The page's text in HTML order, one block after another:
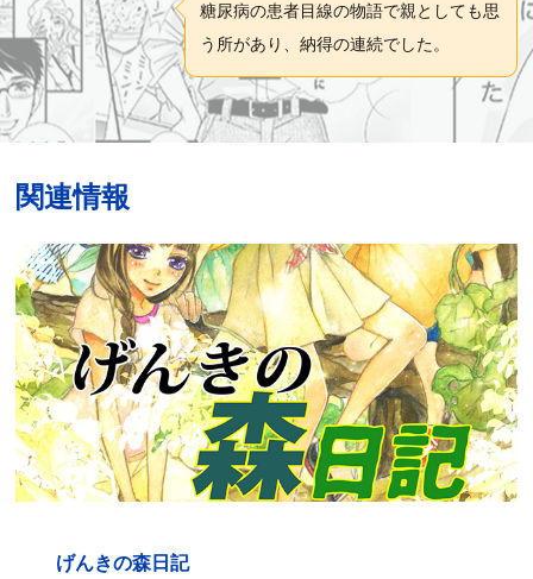
糖尿病の患者目線の物語で親としても思
う所があり、納得の連続でした。
関連情報
げんきの森日記